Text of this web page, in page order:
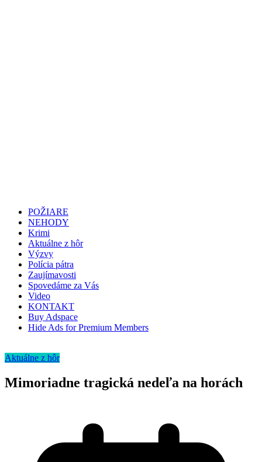
POŽIARE
NEHODY
Krimi
Aktuálne z hôr
Výzvy
Polícia pátra
Zaujímavosti
Spovedáme za Vás
Video
KONTAKT
Buy Adspace
Hide Ads for Premium Members
Aktuálne z hôr
Mimoriadne tragická nedeľa na horách